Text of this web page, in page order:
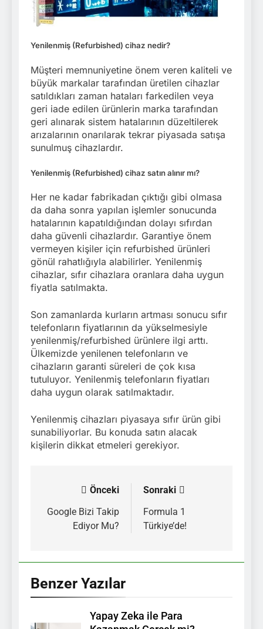
Yenilenmiş (Refurbished) cihaz nedir?
Müşteri memnuniyetine önem veren kaliteli ve
büyük markalar tarafından üretilen cihazlar
satıldıkları zaman hataları farkedilen veya
geri iade edilen ürünlerin marka tarafından
geri alınarak sistem hatalarının düzeltilerek
arızalarının onarılarak tekrar piyasada satışa
sunulmuş cihazlardır.
Yenilenmiş (Refurbished) cihaz satın alınır mı?
Her ne kadar fabrikadan çıktığı gibi olmasa
da daha sonra yapılan işlemler sonucunda
hatalarının kapatıldığından dolayı sıfırdan
daha güvenli cihazlardır. Garantiye önem
vermeyen kişiler için refurbished ürünleri
gönül rahatlığıyla alabilirler. Yenilenmiş
cihazlar, sıfır cihazlara oranlara daha uygun
fiyatla satılmakta.
Son zamanlarda kurların artması sonucu sıfır
telefonların fiyatlarının da yükselmesiyle
yenilenmiş/refurbished ürünlere ilgi arttı.
Ülkemizde yenilenen telefonların ve
cihazların garanti süreleri de çok kısa
tutuluyor. Yenilenmiş telefonların fiyatları
daha uygun olarak satılmaktadır.
Yenilenmiş cihazları piyasaya sıfır ürün gibi
sunabiliyorlar. Bu konuda satın alacak
kişilerin dikkat etmeleri gerekiyor.
gezinmesi
Önceki
Google Bizi Takip
Ediyor Mu?
Sonraki
Formula 1
Türkiye’de!
Benzer Yazılar
Yapay Zeka ile Para